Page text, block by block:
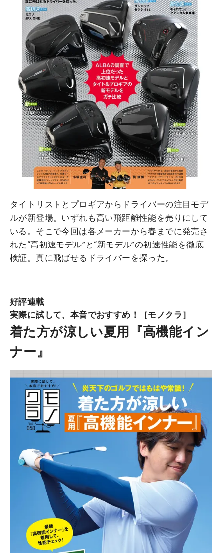
タイトリストとプロギアからドライバーの注目モデ
ルが新登場。いずれも高い飛距離性能を売りにして
いる。そこで今回は各メーカーから春までに発売さ
れた“高初速モデル”と“新モデル”の初速性能を徹底
検証。真に飛ばせるドライバーを探った。
好評連載
実際に試して、本音でおすすめ！［モノクラ］
着た方が涼しい夏用『高機能イン
ナー』